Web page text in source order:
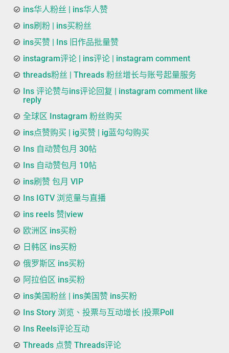
ins华人粉丝 | ins华人赞
ins刷粉 | ins买粉丝
ins买赞 | Ins 旧作品批量赞
instagram评论 | ins评论 | instagram comment
threads粉丝 | Threads 粉丝增长与账号起量服务
Ins 评论赞与ins评论回复 | instagram comment like
reply
全球区 Instagram 粉丝购买
ins点赞购买 | ig买赞 | ig蓝勾勾购买
Ins 自动赞包月 30帖
Ins 自动赞包月 10帖
ins刷赞 包月 VIP
Ins IGTV 浏览量与直播
ins reels 赞|view
欧洲区 ins买粉
日韩区 ins买粉
俄罗斯区 ins买粉
阿拉伯区 ins买粉
ins美国粉丝 | ins美国赞 ins买粉
Ins Story 浏览、投票与互动增长 |投票Poll
Ins Reels评论互动
Threads 点赞 Threads评论